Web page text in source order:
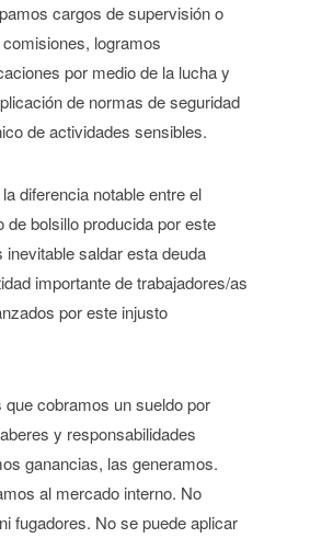
cargos de supervisión o
logramos
por medio de la lucha y
de normas de seguridad
de actividades sensibles.
diferencia notable entre el
de bolsillo producida por este
saldar esta deuda
importante de trabajadores/as
por este injusto
cobramos un sueldo por
y responsabilidades
ganancias, las generamos.
al mercado interno. No
fugadores. No se puede aplicar